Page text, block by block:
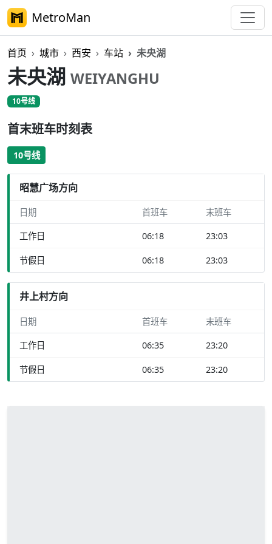
MetroMan
首页 城市 西安 车站 未央湖
未央湖 WEIYANGHU
10号线
首末班车时刻表
10号线
昭慧广场方向
日期 首班车 末班车
工作日 06:18 23:03
节假日 06:18 23:03
井上村方向
日期 首班车 末班车
工作日 06:35 23:20
节假日 06:35 23:20